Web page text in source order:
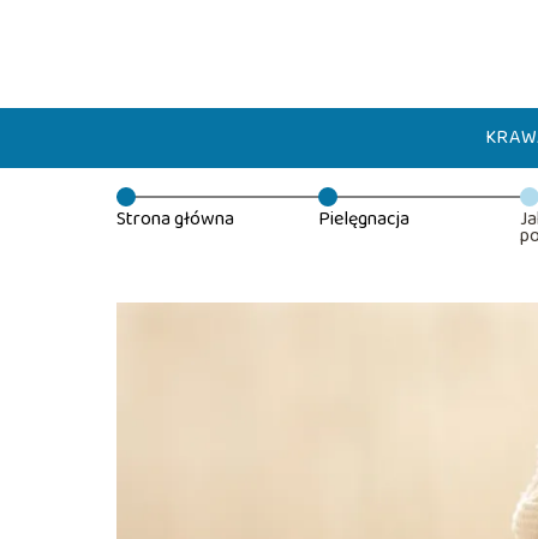
Strona główna Pielęgnacja